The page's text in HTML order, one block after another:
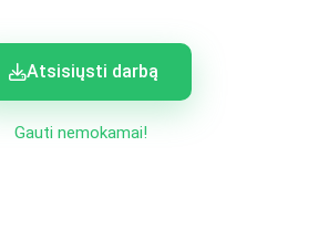
Atsisiųsti darbą
Gauti nemokamai!